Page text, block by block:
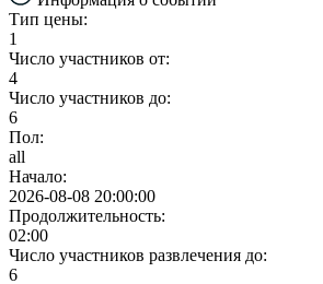
Тип цены:
1
Число участников от:
4
Число участников до:
6
Пол:
all
Начало:
2026-08-08 20:00:00
Продолжительность:
02:00
Число участников развлечения до:
6